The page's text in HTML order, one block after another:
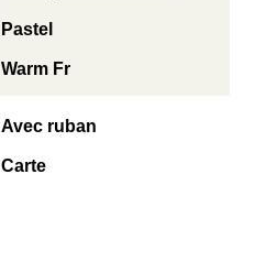
Pastel
Warm Fr
Avec ruban
Carte